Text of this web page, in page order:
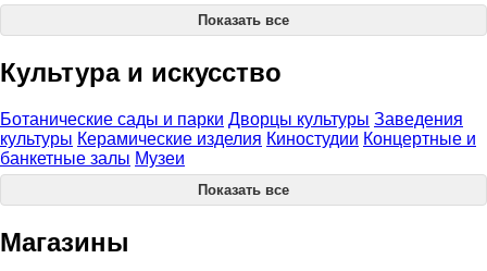
Показать все
Культура и искусство
Ботанические сады и парки Дворцы культуры Заведения
культуры Керамические изделия Киностудии Концертные и
банкетные залы Музеи
Показать все
Магазины